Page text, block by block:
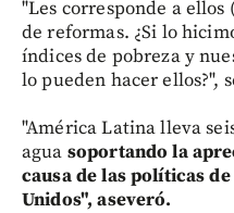
"Les corresponde a ellos
de reformas. ¿Si lo
índices de pobreza y
lo pueden hacer ellos?",
"América Latina lleva
agua soportando la
causa de las políticas
Unidos", aseveró.